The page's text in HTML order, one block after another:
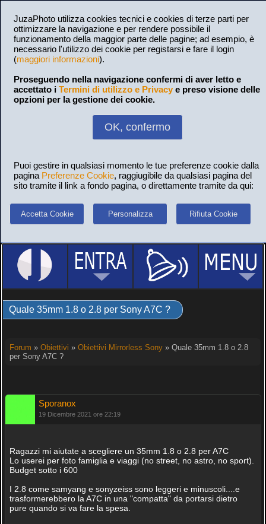
JuzaPhoto utilizza cookies tecnici e cookies di terze parti per
ottimizzare la navigazione e per rendere possibile il
funzionamento della maggior parte delle pagine; ad esempio, è
necessario l'utilizzo dei cookie per registarsi e fare il login
(maggiori informazioni).
Proseguendo nella navigazione confermi di aver letto e
accettato i Termini di utilizzo e Privacy e preso visione delle
opzioni per la gestione dei cookie.
OK, confermo
Puoi gestire in qualsiasi momento le tue preferenze cookie dalla
pagina Preferenze Cookie, raggiugibile da qualsiasi pagina del
sito tramite il link a fondo pagina, o direttamente tramite da qui:
Accetta Cookie Personalizza Rifiuta Cookie
Quale 35mm 1.8 o 2.8 per Sony A7C ?
Forum » Obiettivi » Obiettivi Mirrorless Sony» Quale 35mm 1.8 o 2.8
per Sony A7C ?
Sporanox
19 Dicembre 2021 ore 22:19
Ragazzi mi aiutate a scegliere un 35mm 1.8 o 2.8 per A7C
Lo userei per foto famiglia e viaggi (no street, no astro, no sport).
Budget sotto i 600
I 2.8 come samyang e sonyzeiss sono leggeri e minuscoli....e
trasformerebbero la A7C in una "compatta" da portarsi dietro
pure quando si va fare la spesa.